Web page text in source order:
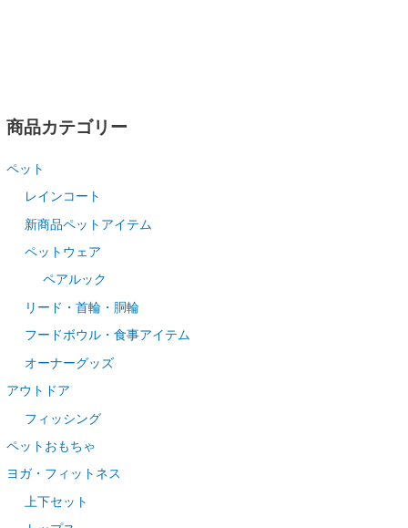
商品カテゴリー
ペット
レインコート
新商品ペットアイテム
ペットウェア
ペアルック
リード・首輪・胴輪
フードボウル・食事アイテム
オーナーグッズ
アウトドア
フィッシング
ペットおもちゃ
ヨガ・フィットネス
上下セット